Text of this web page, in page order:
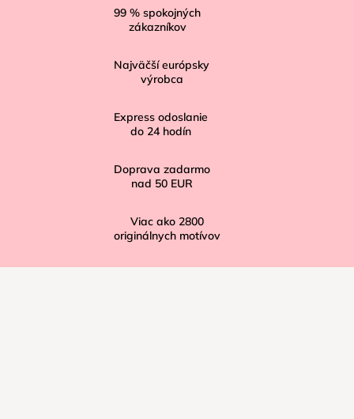
99 % spokojných
zákazníkov
Najväčší európsky
výrobca
Express odoslanie
do 24 hodín
Doprava zadarmo
nad 50 EUR
Viac ako 2800
originálnych motívov